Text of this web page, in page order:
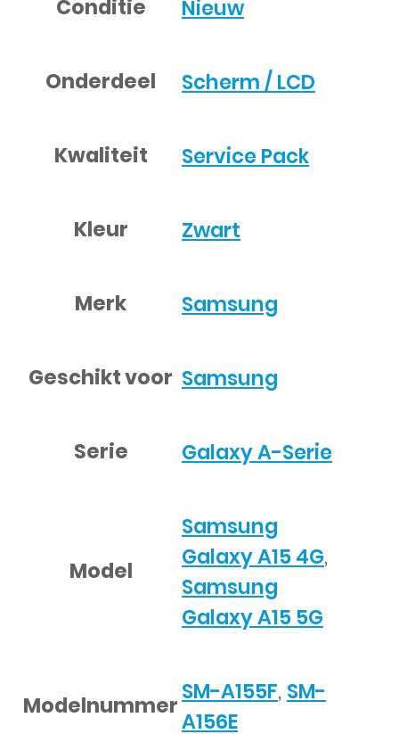
Conditie Nieuw
Onderdeel Scherm / LCD
Kwaliteit Service Pack
Kleur Zwart
Merk Samsung
Geschikt voor Samsung
Serie Galaxy A-Serie
Model
Samsung
Galaxy A15 4G,
Samsung
Galaxy A15 5G
Modelnummer
SM-A155F, SM-
A156E